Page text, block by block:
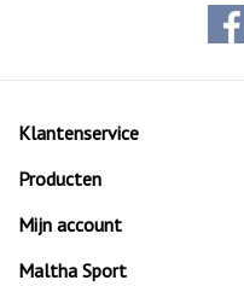
Klantenservice
Producten
Mijn account
Maltha Sport